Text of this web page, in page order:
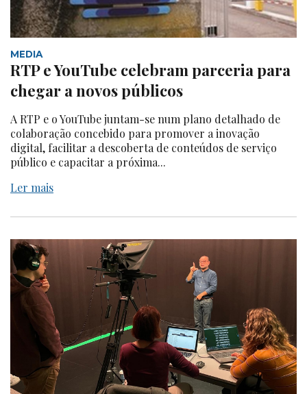
MEDIA
RTP e YouTube celebram parceria para
chegar a novos públicos
A RTP e o YouTube juntam-se num plano detalhado de
colaboração concebido para promover a inovação
digital, facilitar a descoberta de conteúdos de serviço
público e capacitar a próxima...
Ler mais